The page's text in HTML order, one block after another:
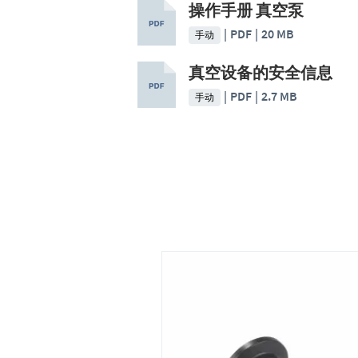
操作手册 真空泵
手动 PDF 20 MB
真空设备的安全信息
手动 PDF 2.7 MB